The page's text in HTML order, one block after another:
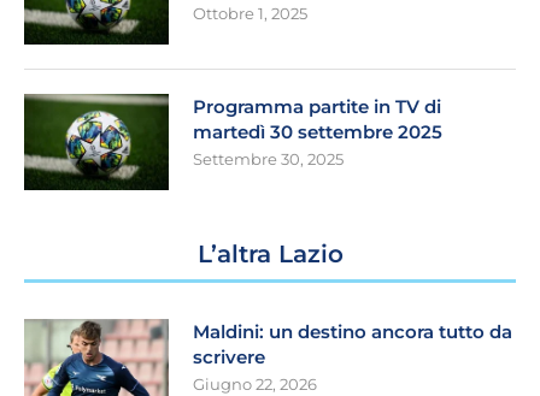
Ottobre 1, 2025
Programma partite in TV di
martedì 30 settembre 2025
Settembre 30, 2025
L’altra Lazio
Maldini: un destino ancora tutto da
scrivere
Giugno 22, 2026